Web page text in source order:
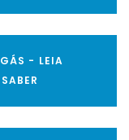
- LEIA